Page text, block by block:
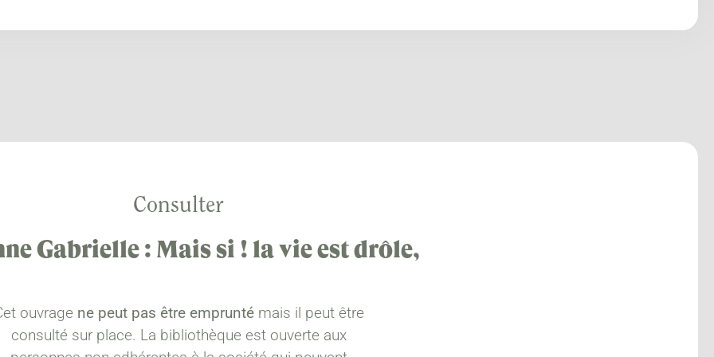
Consulter
Gabrielle : Mais si ! la vie est drôle,
ouvrage ne peut pas être empruntémais il peut être
consulté sur place. La bibliothèque est ouverte aux